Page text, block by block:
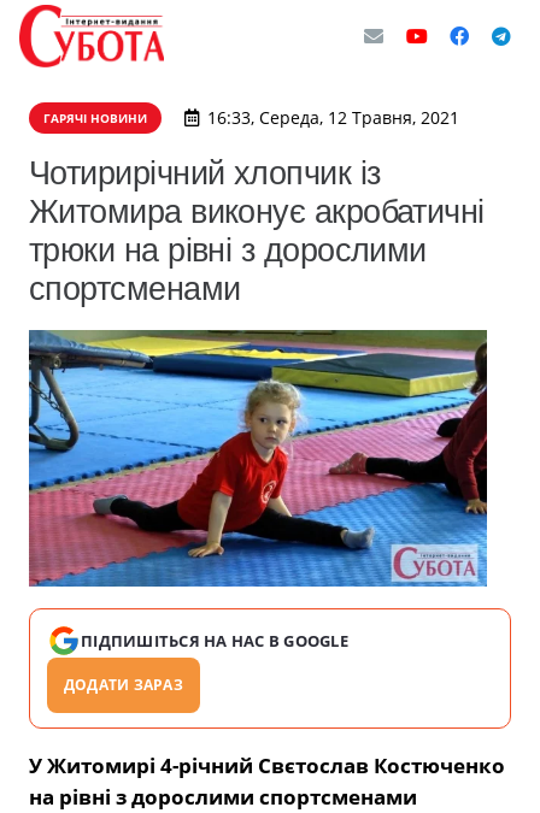
ГАРЯЧІ НОВИНИ 16:33, Середа, 12 Травня, 2021
Чотирирічний хлопчик із
Житомира виконує акробатичні
трюки на рівні з дорослими
спортсменами
ПІДПИШІТЬСЯ НА НАС В GOOGLE
ДОДАТИ ЗАРАЗ
У Житомирі 4-річний Свєтослав Костюченко
на рівні з дорослими спортсменами